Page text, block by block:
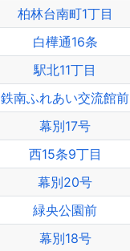
柏林台南町1丁目
白樺通16条
駅北11丁目
鉄南ふれあい交流館前
幕別17号
西15条9丁目
幕別20号
緑央公園前
幕別18号